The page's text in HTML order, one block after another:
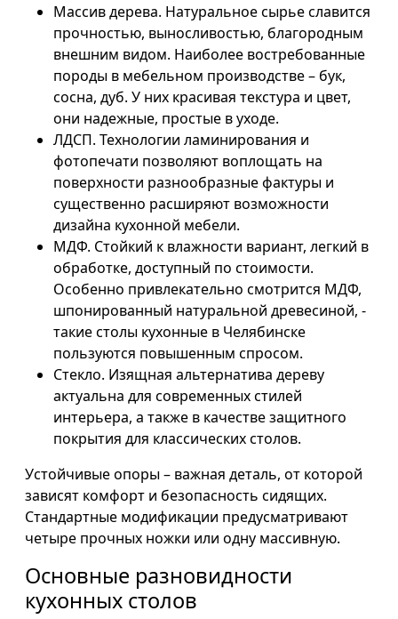
Массив дерева. Натуральное сырье славится
прочностью, выносливостью, благородным
внешним видом. Наиболее востребованные
породы в мебельном производстве – бук,
сосна, дуб. У них красивая текстура и цвет,
они надежные, простые в уходе.
ЛДСП. Технологии ламинирования и
фотопечати позволяют воплощать на
поверхности разнообразные фактуры и
существенно расширяют возможности
дизайна кухонной мебели.
МДФ. Стойкий к влажности вариант, легкий в
обработке, доступный по стоимости.
Особенно привлекательно смотрится МДФ,
шпонированный натуральной древесиной, -
такие столы кухонные в Челябинске
пользуются повышенным спросом.
Стекло. Изящная альтернатива дереву
актуальна для современных стилей
интерьера, а также в качестве защитного
покрытия для классических столов.
Устойчивые опоры – важная деталь, от которой
зависят комфорт и безопасность сидящих.
Стандартные модификации предусматривают
четыре прочных ножки или одну массивную.
Основные разновидности
кухонных столов